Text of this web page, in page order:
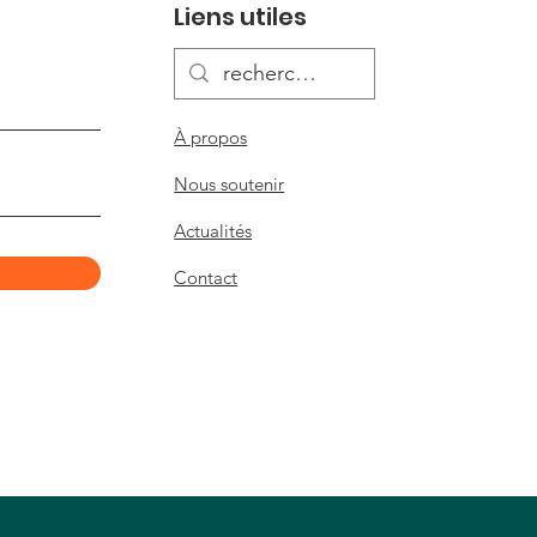
Liens utiles
À propos
Nous soutenir
Actualités
Contact